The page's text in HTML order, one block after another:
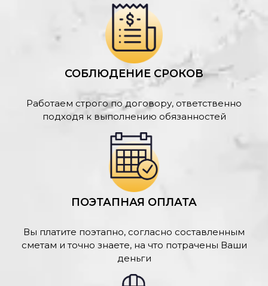
СОБЛЮДЕНИЕ СРОКОВ
Работаем строго по договору, ответственно
подходя к выполнению обязанностей
ПОЭТАПНАЯ ОПЛАТА
Вы платите поэтапно, согласно составленным
сметам и точно знаете, на что потрачены Ваши
деньги